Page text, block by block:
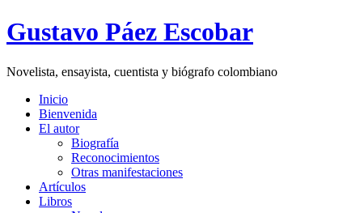
Gustavo Páez Escobar
Novelista, ensayista, cuentista y biógrafo colombiano
Inicio
Bienvenida
El autor
Biografía
Reconocimientos
Otras manifestaciones
Artículos
Libros